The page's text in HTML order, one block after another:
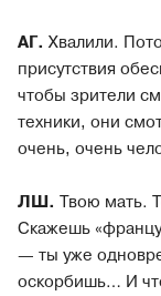
АГ. Хвалили.
присутствия
чтобы зрители
техники, они
очень, очень
ЛШ. Твою мать.
Скажешь
— ты уже
оскорбишь… И